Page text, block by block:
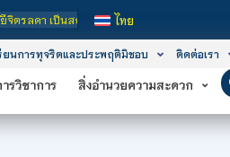
นกำกับของรัฐ เปิดหลักสูตรการเรียนการสอ
ไทย
ยนการทุจริตและประพฤติมิชอบ ติดต่อเรา
รวิชาการ สิ่งอำนวยความสะดวก